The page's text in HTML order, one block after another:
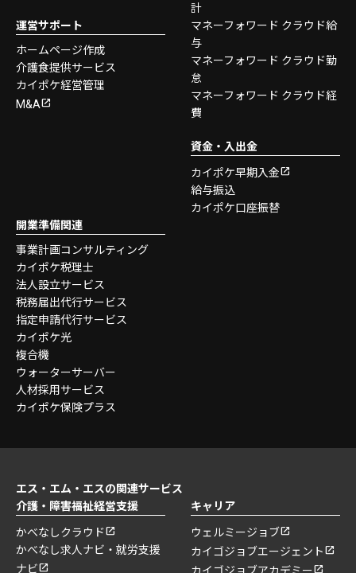
運営サポート
ホームページ作成
介護食提供サービス
カイポケ経営管理
M&A
計
マネーフォワード クラウド給
与
マネーフォワード クラウド勤
怠
マネーフォワード クラウド経
費
資金・入出金
カイポケ早期入金
給与振込
カイポケ口座振替
開業準備関連
事業計画コンサルティング
カイポケ税理士
法人設立サービス
税務届出代行サービス
指定申請代行サービス
カイポケ光
複合機
ウォーターサーバー
人材採用サービス
カイポケ保険プラス
エス・エム・エスの関連サービス
介護・障害福祉経営支援
かべなしクラウド
かべなし求人ナビ・就労支援
ナビ
キャリア
ウェルミージョブ
カイゴジョブエージェント